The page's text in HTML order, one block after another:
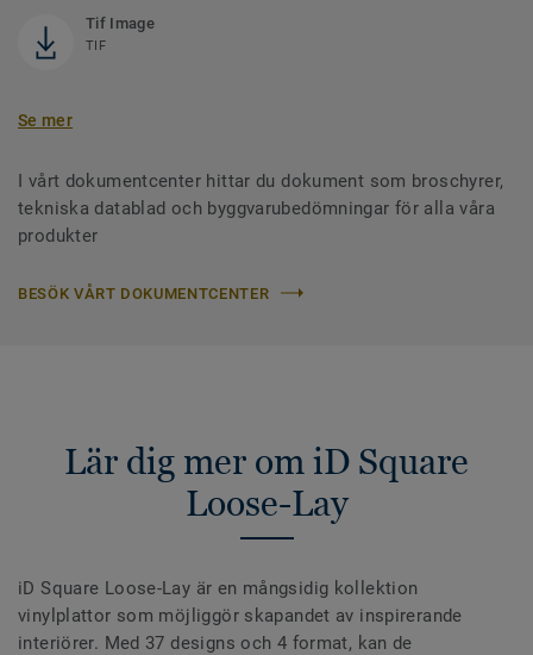
Tif Image
TIF
Se mer
I vårt dokumentcenter hittar du dokument som broschyrer,
tekniska datablad och byggvarubedömningar för alla våra
produkter
BESÖK VÅRT DOKUMENTCENTER
Lär dig mer om iD Square
Loose-Lay
iD Square Loose-Lay är en mångsidig kollektion
vinylplattor som möjliggör skapandet av inspirerande
interiörer. Med 37 designs och 4 format, kan de